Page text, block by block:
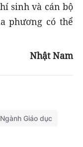
sinh và cán bộ
phương có thể
Nhật Nam
Ngành Giáo dục